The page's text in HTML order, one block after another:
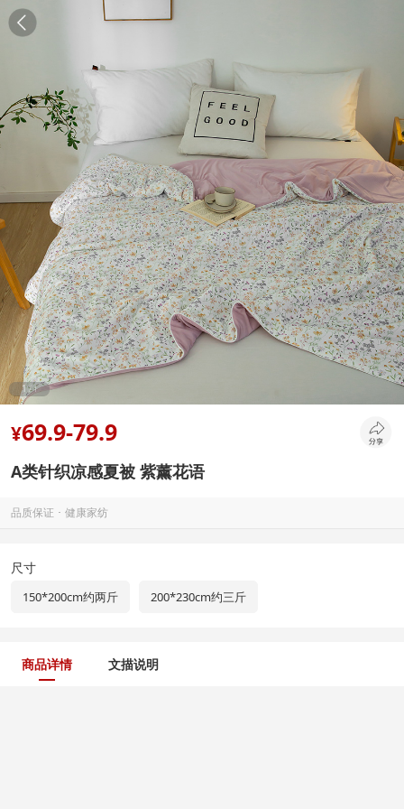
1/1
¥69.9-79.9
A类针织凉感夏被 紫薰花语
品质保证 ･ 健康家纺
尺寸
150*200cm约两斤 200*230cm约三斤
商品详情 文描说明